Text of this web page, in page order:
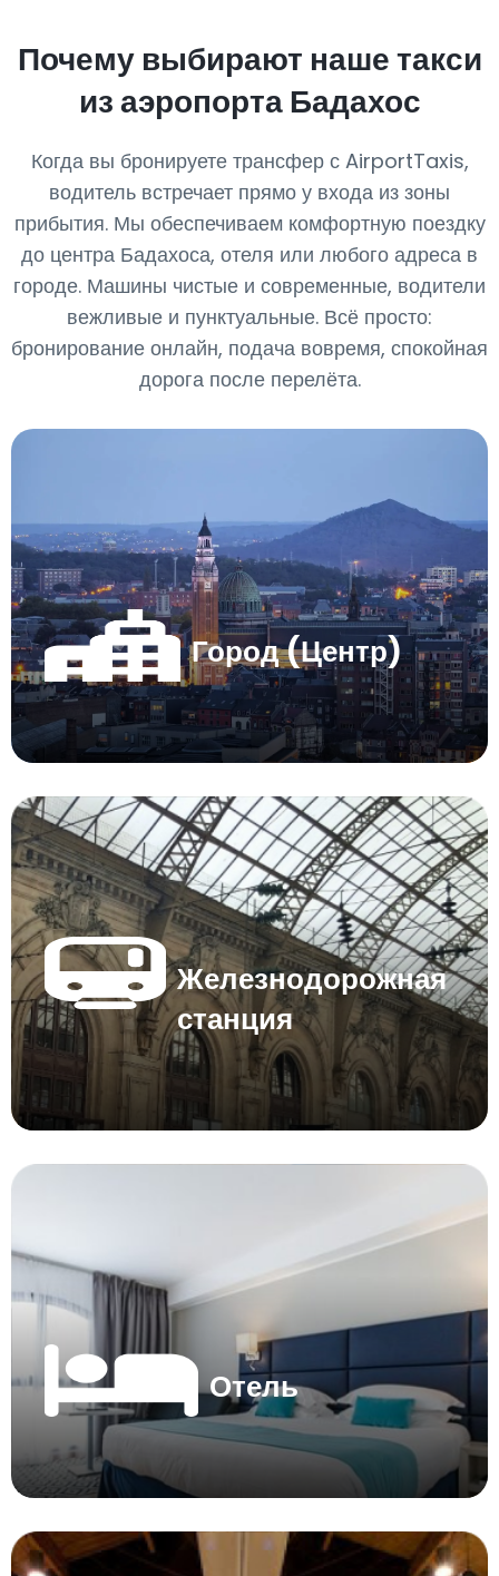
Почему выбирают наше такси
из аэропорта Бадахос
Когда вы бронируете трансфер с AirportTaxis,
водитель встречает прямо у входа из зоны
прибытия. Мы обеспечиваем комфортную поездку
до центра Бадахоса, отеля или любого адреса в
городе. Машины чистые и современные, водители
вежливые и пунктуальные. Всё просто:
бронирование онлайн, подача вовремя, спокойная
дорога после перелёта.
Город (Центр)
Железнодорожная
станция
Отель